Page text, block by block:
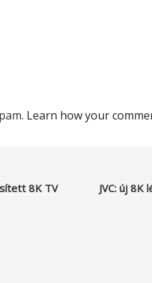
Learn how your
8K TV
JVC: új